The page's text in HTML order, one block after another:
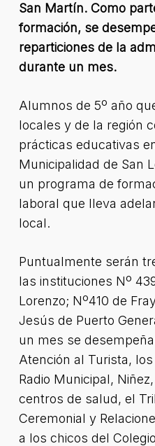
San Martín. Como
formación, se
reparticiones de la
durante un mes.
Alumnos de 5º año
locales y de la región
prácticas educativas
Municipalidad de San
un programa de
laboral que lleva
local.
Puntualmente serán
las instituciones Nº
Lorenzo; Nº410 de
Jesús de Puerto
un mes se
Atención al Turista,
Radio Municipal,
centros de salud, el
Ceremonial y
a los chicos del